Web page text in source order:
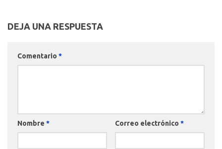
DEJA UNA RESPUESTA
Comentario *
Nombre * Correo electrónico *